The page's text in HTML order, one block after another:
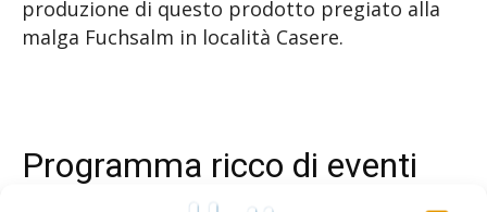
produzione di questo prodotto pregiato alla
malga Fuchsalm in località Casere.
Programma ricco di eventi